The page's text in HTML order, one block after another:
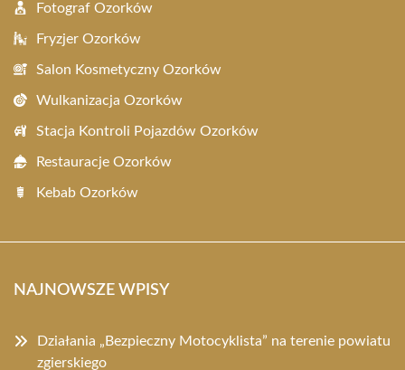
Fotograf Ozorków
Fryzjer Ozorków
Salon Kosmetyczny Ozorków
Wulkanizacja Ozorków
Stacja Kontroli Pojazdów Ozorków
Restauracje Ozorków
Kebab Ozorków
NAJNOWSZE WPISY
Działania „Bezpieczny Motocyklista” na terenie powiatu
zgierskiego